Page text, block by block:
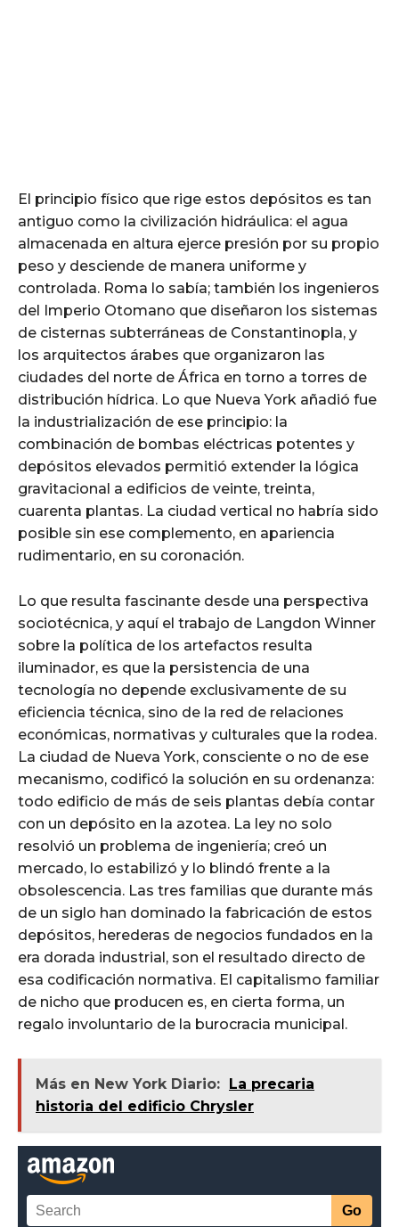
El principio físico que rige estos depósitos es tan
antiguo como la civilización hidráulica: el agua
almacenada en altura ejerce presión por su propio
peso y desciende de manera uniforme y
controlada. Roma lo sabía; también los ingenieros
del Imperio Otomano que diseñaron los sistemas
de cisternas subterráneas de Constantinopla, y
los arquitectos árabes que organizaron las
ciudades del norte de África en torno a torres de
distribución hídrica. Lo que Nueva York añadió fue
la industrialización de ese principio: la
combinación de bombas eléctricas potentes y
depósitos elevados permitió extender la lógica
gravitacional a edificios de veinte, treinta,
cuarenta plantas. La ciudad vertical no habría sido
posible sin ese complemento, en apariencia
rudimentario, en su coronación.
Lo que resulta fascinante desde una perspectiva
sociotécnica, y aquí el trabajo de Langdon Winner
sobre la política de los artefactos resulta
iluminador, es que la persistencia de una
tecnología no depende exclusivamente de su
eficiencia técnica, sino de la red de relaciones
económicas, normativas y culturales que la rodea.
La ciudad de Nueva York, consciente o no de ese
mecanismo, codificó la solución en su ordenanza:
todo edificio de más de seis plantas debía contar
con un depósito en la azotea. La ley no solo
resolvió un problema de ingeniería; creó un
mercado, lo estabilizó y lo blindó frente a la
obsolescencia. Las tres familias que durante más
de un siglo han dominado la fabricación de estos
depósitos, herederas de negocios fundados en la
era dorada industrial, son el resultado directo de
esa codificación normativa. El capitalismo familiar
de nicho que producen es, en cierta forma, un
regalo involuntario de la burocracia municipal.
Más en New York Diario: La precaria
historia del edificio Chrysler